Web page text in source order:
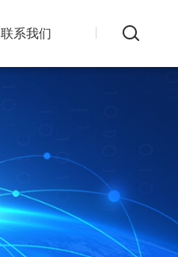
联系我们